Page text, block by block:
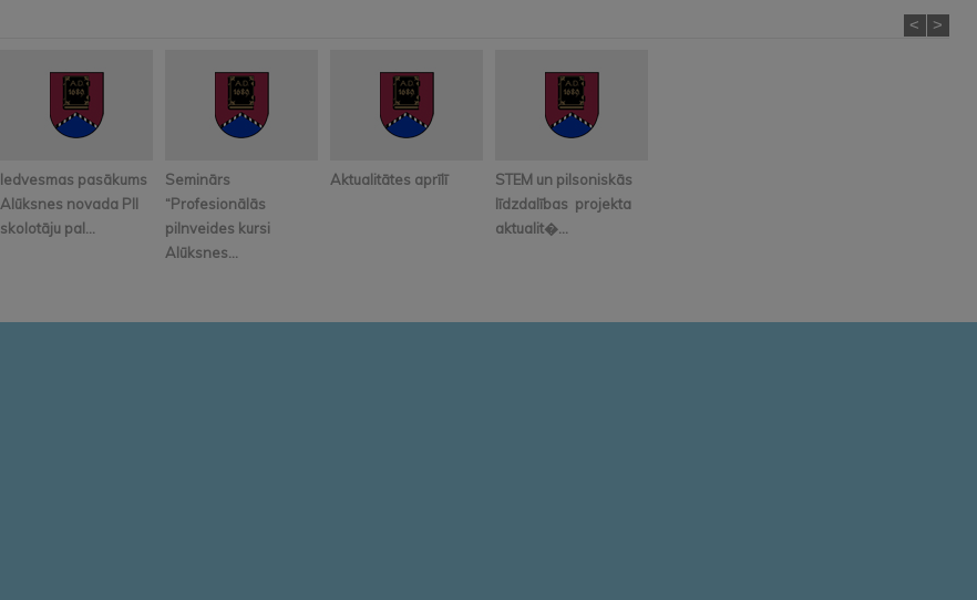
Iedvesmas pasākums
Alūksnes novada PII
skolotāju pal...
Seminārs
“Profesionālās
pilnveides kursi
Alūksnes...
Aktualitātes aprīlī
STEM un pilsoniskās
līdzdalības projekta
aktualit�...
< >